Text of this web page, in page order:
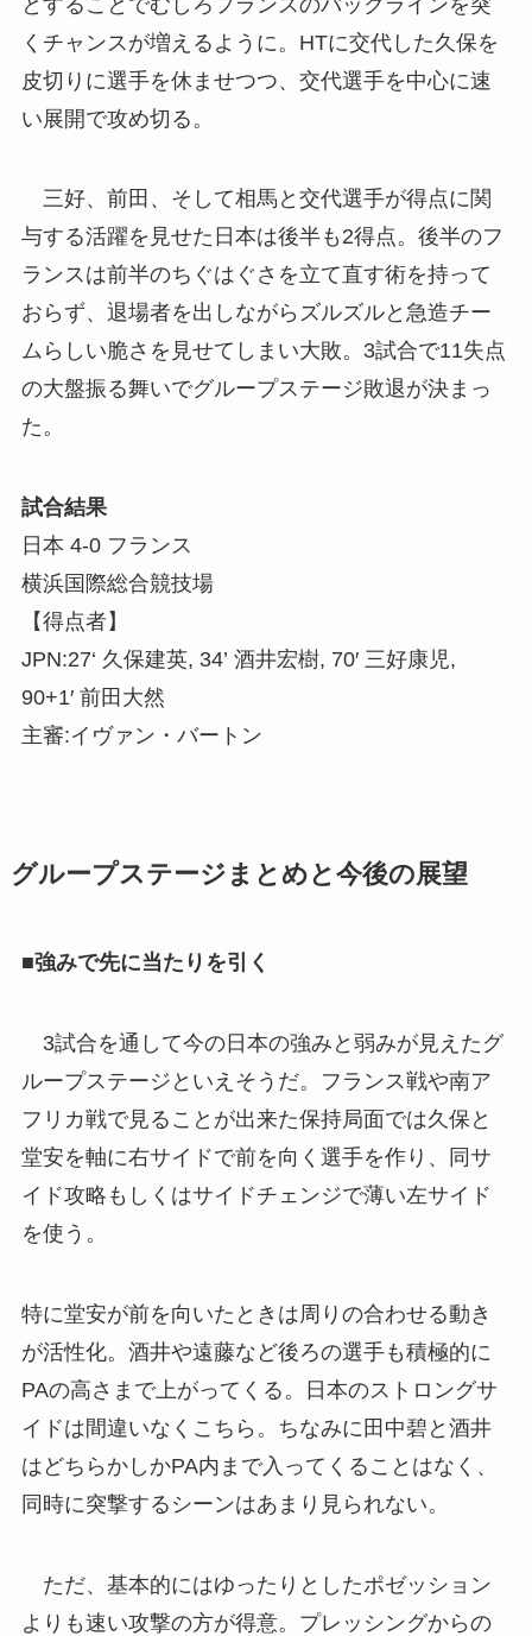
くチャンスが増えるように。HTに交代した久保を
皮切りに選手を休ませつつ、交代選手を中心に速
い展開で攻め切る。
三好、前田、そして相馬と交代選手が得点に関
与する活躍を見せた日本は後半も2得点。後半のフ
ランスは前半のちぐはぐさを立て直す術を持って
おらず、退場者を出しながらズルズルと急造チー
ムらしい脆さを見せてしまい大敗。3試合で11失点
の大盤振る舞いでグループステージ敗退が決まっ
た。
試合結果
日本 4-0 フランス
横浜国際総合競技場
【得点者】
JPN:27‘ 久保建英, 34’ 酒井宏樹, 70′ 三好康児,
90+1′ 前田大然
主審:イヴァン・バートン
グループステージまとめと今後の展望
■強みで先に当たりを引く
3試合を通して今の日本の強みと弱みが見えたグ
ループステージといえそうだ。フランス戦や南ア
フリカ戦で見ることが出来た保持局面では久保と
堂安を軸に右サイドで前を向く選手を作り、同サ
イド攻略もしくはサイドチェンジで薄い左サイド
を使う。
特に堂安が前を向いたときは周りの合わせる動き
が活性化。酒井や遠藤など後ろの選手も積極的に
PAの高さまで上がってくる。日本のストロングサ
イドは間違いなくこちら。ちなみに田中碧と酒井
はどちらかしかPA内まで入ってくることはなく、
同時に突撃するシーンはあまり見られない。
ただ、基本的にはゆったりとしたポゼッション
よりも速い攻撃の方が得意。プレッシングからの